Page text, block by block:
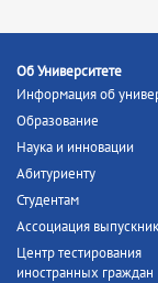
Об Университете
Информация об
Образование
Наука и инновации
Абитуриенту
Студентам
Ассоциация
Центр тестирования
иностранных граждан